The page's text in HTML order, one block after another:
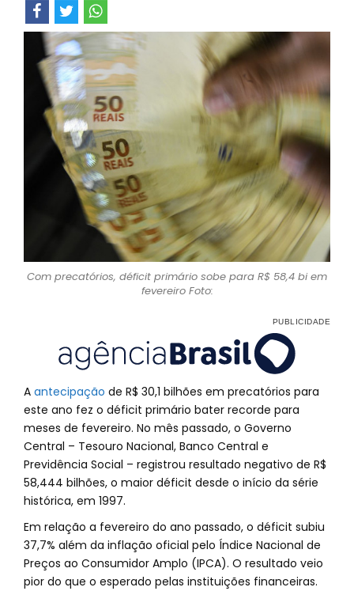
Com precatórios, déficit primário sobe para R$ 58,4 bi em
fevereiro Foto:
A antecipação de R$ 30,1 bilhões em precatórios para
este ano fez o déficit primário bater recorde para
meses de fevereiro. No mês passado, o Governo
Central – Tesouro Nacional, Banco Central e
Previdência Social – registrou resultado negativo de R$
58,444 bilhões, o maior déficit desde o início da série
histórica, em 1997.
Em relação a fevereiro do ano passado, o déficit subiu
37,7% além da inflação oficial pelo Índice Nacional de
Preços ao Consumidor Amplo (IPCA). O resultado veio
pior do que o esperado pelas instituições financeiras.